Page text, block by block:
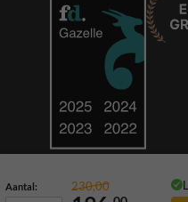
Aantal: 230,00